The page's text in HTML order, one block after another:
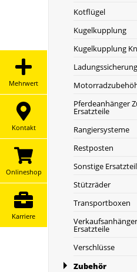
Kotflügel
Kugelkupplung
Kugelkupplung
Pferdeanhänger
Ersatzteile
Rangiersysteme
Restposten
Sonstige
Stützräder
Transportboxen
Ersatzteile
Verschlüsse
Zubehör
Mehrwert
Kontakt
Onlineshop
Karriere